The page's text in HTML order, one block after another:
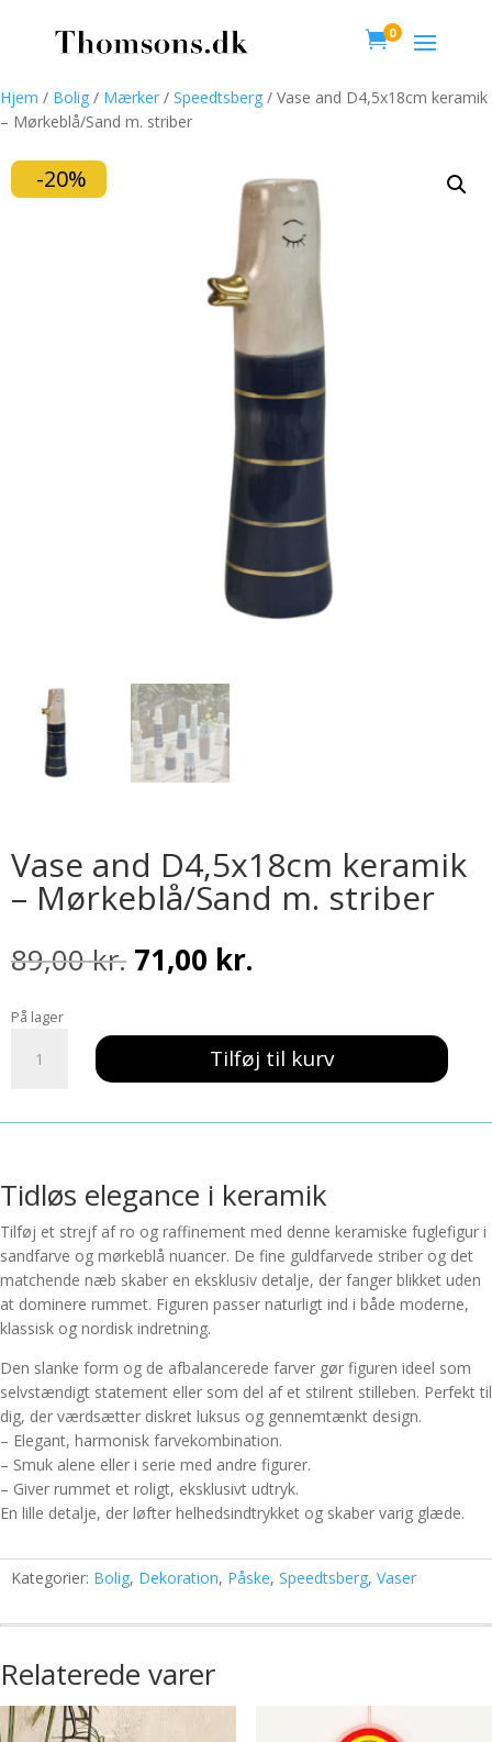
0
Hjem / Bolig / Mærker / Speedtsberg / Vase and D4,5x18cm keramik
– Mørkeblå/Sand m. striber
-20%
Vase and D4,5x18cm keramik
– Mørkeblå/Sand m. striber
89,00kr. Den
oprindelige
var:
89,00 kr..
71,00 kr.
er:
71,00 kr..
På lager
m.
striber
antal
Tilføj til kurv
Tidløs elegance i keramik
Tilføj et strejf af ro og raffinement med denne keramiske fuglefigur i
sandfarve og mørkeblå nuancer. De fine guldfarvede striber og det
matchende næb skaber en eksklusiv detalje, der fanger blikket uden
at dominere rummet. Figuren passer naturligt ind i både moderne,
klassisk og nordisk indretning.
Den slanke form og de afbalancerede farver gør figuren ideel som
selvstændigt statement eller som del af et stilrent stilleben. Perfekt til
dig, der værdsætter diskret luksus og gennemtænkt design.
– Elegant, harmonisk farvekombination.
– Smuk alene eller i serie med andre figurer.
– Giver rummet et roligt, eksklusivt udtryk.
En lille detalje, der løfter helhedsindtrykket og skaber varig glæde.
Kategorier: Bolig, Dekoration, Påske, Speedtsberg, Vaser
Relaterede varer